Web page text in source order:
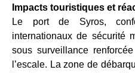
Impacts touristiques et
Le port de Syros,
internationaux de sécurité
sous surveillance
l’escale. La zone de